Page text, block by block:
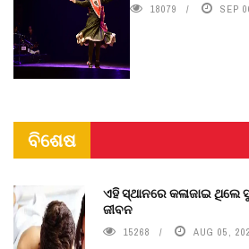
18079 SEP
ବିଶେଷ
ଏହି ସ୍ଥାନରେ କଳାଜାଇ ଥିଲେ
ଜୀବନ
15268 AUG 05,